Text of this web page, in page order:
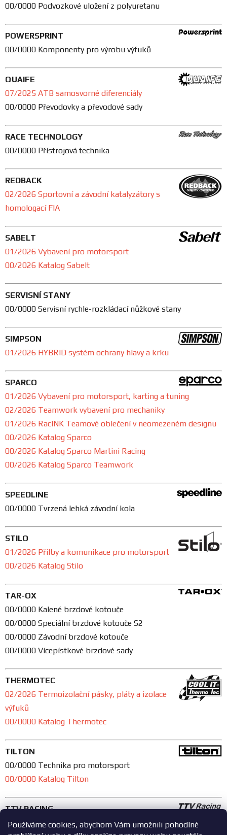
Používáme cookies, abychom Vám umožnili pohodlné
00/0000 Podvozkové uložení z polyuretanu
POWERSPRINT
00/0000 Komponenty pro výrobu výfuků
QUAIFE
07/2025 ATB samosvorné diferenciály
00/0000 Převodovky a převodové sady
RACE TECHNOLOGY
00/0000 Přístrojová technika
REDBACK
02/2026 Sportovní a závodní katalyzátory s
homologací FIA
SABELT
01/2026 Vybavení pro motorsport
00/2026 Katalog Sabelt
SERVISNÍ STANY
00/0000 Servisní rychle-rozkládací nůžkové stany
SIMPSON
01/2026 HYBRID systém ochrany hlavy a krku
SPARCO
01/2026 Vybavení pro motorsport, karting a tuning
02/2026 Teamwork vybavení pro mechaniky
01/2026 RacINK Teamové oblečení v neomezeném designu
00/2026 Katalog Sparco
00/2026 Katalog Sparco Martini Racing
00/2026 Katalog Sparco Teamwork
SPEEDLINE
00/0000 Tvrzená lehká závodní kola
STILO
01/2026 Přilby a komunikace pro motorsport
00/2026 Katalog Stilo
TAR-OX
00/0000 Kalené brzdové kotouče
00/0000 Speciální brzdové kotouče S2
00/0000 Závodní brzdové kotouče
00/0000 Vícepístkové brzdové sady
THERMOTEC
02/2026 Termoizolační pásky, pláty a izolace
výfuků
00/0000 Katalog Thermotec
TILTON
00/0000 Technika pro motorsport
00/0000 Katalog Tilton
TTV RACING
00/0000 Odlehčené setrvačníky